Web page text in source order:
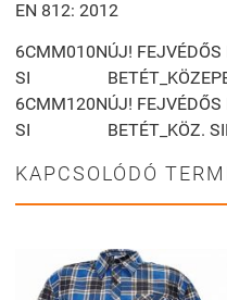
EN 812: 2012
6CMM010N
SI
ÚJ!
6CMM120N
SI
ÚJ!
BETÉT_KÖZ.
KAPCSOLÓDÓ